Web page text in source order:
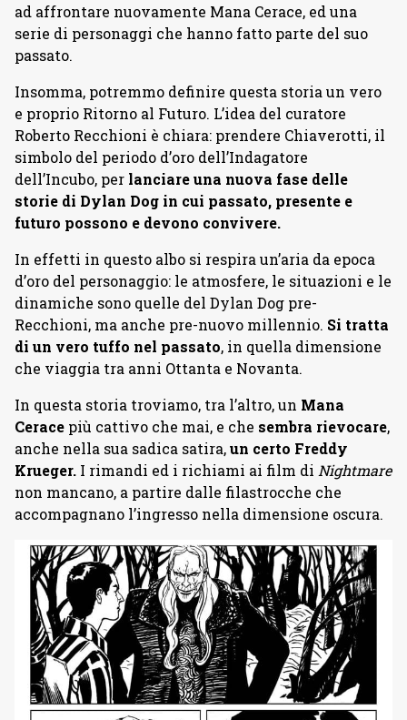
ad affrontare nuovamente Mana Cerace, ed una
serie di personaggi che hanno fatto parte del suo
passato.
Insomma, potremmo definire questa storia un vero
e proprio Ritorno al Futuro. L’idea del curatore
Roberto Recchioni è chiara: prendere Chiaverotti, il
simbolo del periodo d’oro dell’Indagatore
dell’Incubo, per lanciare una nuova fase delle
storie di Dylan Dog in cui passato, presente e
futuro possono e devono convivere.
In effetti in questo albo si respira un’aria da epoca
d’oro del personaggio: le atmosfere, le situazioni e le
dinamiche sono quelle del Dylan Dog pre-
Recchioni, ma anche pre-nuovo millennio. Si tratta
di un vero tuffo nel passato, in quella dimensione
che viaggia tra anni Ottanta e Novanta.
In questa storia troviamo, tra l’altro, un Mana
Cerace più cattivo che mai, e che sembra rievocare,
anche nella sua sadica satira,un certo Freddy
Krueger. I rimandi ed i richiami ai film di Nightmare
non mancano, a partire dalle filastrocche che
accompagnano l’ingresso nella dimensione oscura.